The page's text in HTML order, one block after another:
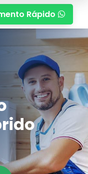
Rápido 